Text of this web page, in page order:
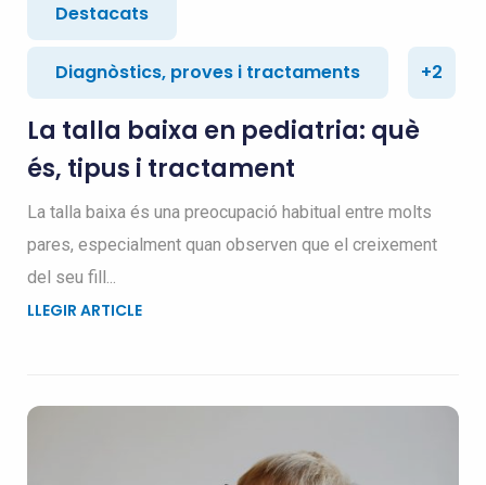
Destacats
Diagnòstics, proves i tractaments +2
La talla baixa en pediatria: què
és, tipus i tractament
La talla baixa és una preocupació habitual entre molts
pares, especialment quan observen que el creixement
del seu fill...
LLEGIR ARTICLE